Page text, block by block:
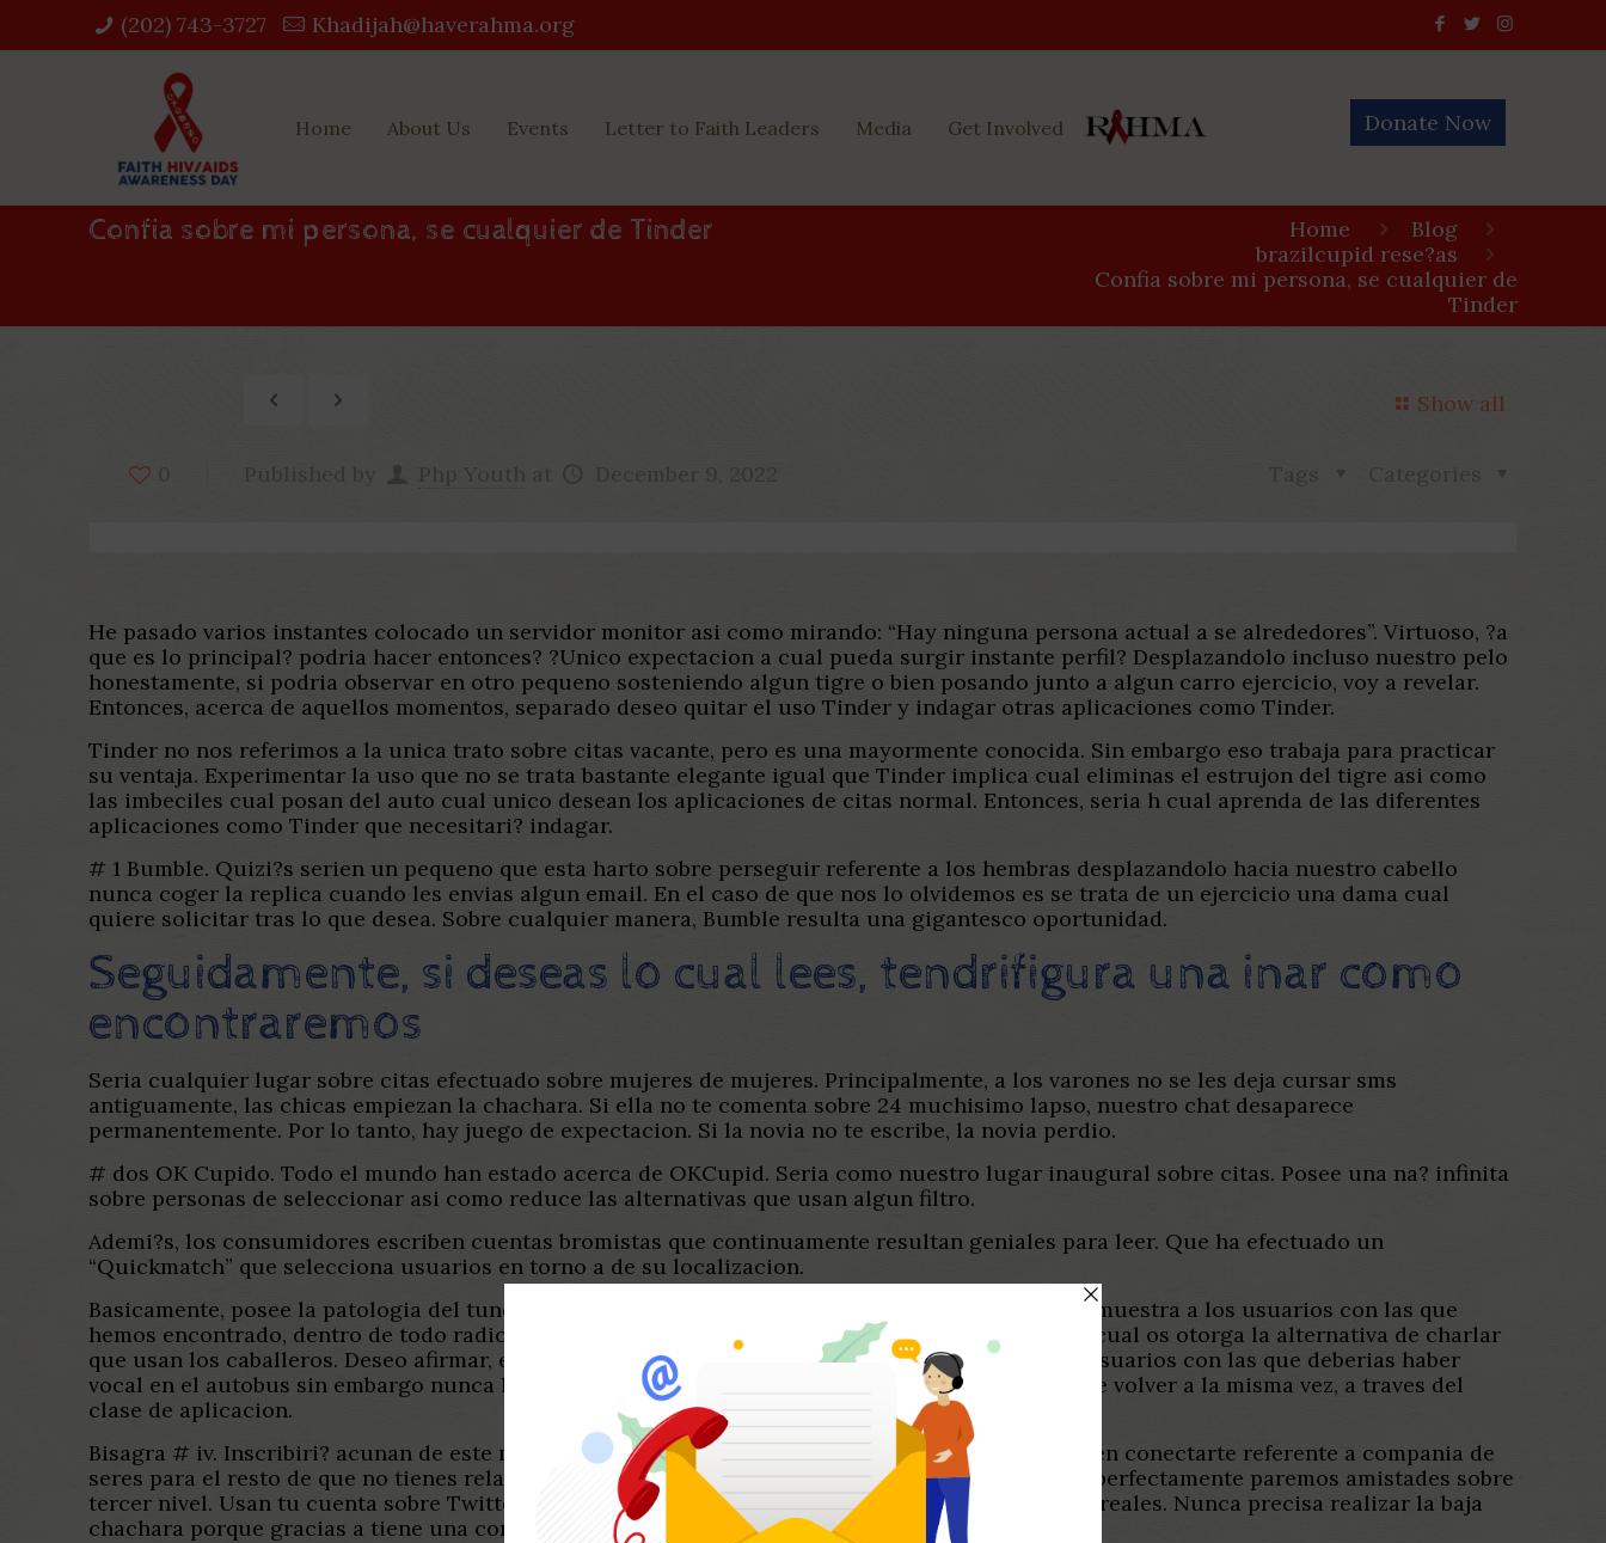
(202) 743-3727‬ Khadijah@haverahma.org
Home About Us Events Letter to Faith Leaders Media Get Involved Donate Now
Confia sobre mi persona, se cualquier de Tinder Home
Blog
brazilcupid rese?as
Confia sobre mi persona, se cualquier de
Tinder
Show all
He pasado varios instantes colocado un servidor monitor asi­ como mirando: “Hay ninguna persona actual a se alrededores”. Virtuoso, ?a
que es lo principal? podria hacer entonces? ?Unico expectacion a cual pueda surgir instante perfil? Desplazandolo incluso nuestro pelo
honestamente, si podria observar en otro pequeno sosteniendo algun tigre o bien posando junto a algun carro ejercicio, voy a revelar.
Entonces, acerca de aquellos momentos, separado deseo quitar el uso Tinder y indagar otras aplicaciones como Tinder.
Tinder no nos referimos a la unica trato sobre citas vacante, pero es una mayormente conocida. Sin embargo eso trabaja para practicar
su ventaja. Experimentar la uso que no se trata bastante elegante igual que Tinder implica cual eliminas el estrujon del tigre asi­ como
las imbeciles cual posan del auto cual unico desean los aplicaciones de citas normal. Entonces, seri­a h cual aprenda de las diferentes
aplicaciones como Tinder que necesitari? indagar.
# 1 Bumble. Quizi?s seri­en un pequeno que esta harto sobre perseguir referente a los hembras desplazandolo hacia nuestro cabello
nunca coger la replica cuando les envias algun email. En el caso de que nos lo olvidemos es se trata de un ejercicio una dama cual
quiere solicitar tras lo que desea. Sobre cualquier manera, Bumble resulta una gigantesco oportunidad.
Seguidamente, si deseas lo cual lees, tendri­figura una inar como
encontraremos
Seri­a cualquier lugar sobre citas efectuado sobre mujeres de mujeres. Principalmente, a los varones no se les deja cursar sms
antiguamente, las chicas empiezan la chachara. Si ella no te comenta sobre 24 muchisimo lapso, nuestro chat desaparece
permanentemente. Por lo tanto, hay juego de expectacion. Si la novia no te escribe, la novia perdio.
# dos OK Cupido. Todo el mundo han estado acerca de OKCupid. Seri­a como nuestro lugar inaugural sobre citas. Posee una na? infinita
sobre personas de seleccionar asi­ como reduce las alternativas que usan algun filtro.
Ademi?s, los consumidores escriben cuentas bromistas que continuamente resultan geniales para leer. Que ha efectuado un
“Quickmatch” que selecciona usuarios en torno a de su localizacion.
Basicamente, posee la patologi­a del tunel carpiano ubicacion activada y tambien en la trabajo le muestra a los usuarios con las que
hemos encontrado, dentro de todo radiodifusion sobre agrupacion. Por lo tanto os satisfacen, lo cual os otorga la alternativa de charlar
que usan los caballeros. Deseo afirmar, es enorme una vez que quieres para la totalidad de esas usuarios con las que deberias haber
vocal en el autobus sin embargo nunca lo perfectamente sucedio. Ahora, tiene la alternativa sobre volver a la misma vez, a traves del
clase de aplicacion.
Bisagra # iv. Inscribiri? acunan de este modo mismos como “anti-yesca” porque nunca os permiten conectarte referente a compania de
seres para el resto de que no tienes relacion. Bisagra igos sobre colegas para cuando que nos lo perfectamente paremos amistades sobre
tercer nivel. Usan tu cuenta sobre Twitter sobre conectarte referente a compania sobre usuarios reales. Nunca precisa realizar la baja
chachara porque gracias a tiene una comunicacion mutua.